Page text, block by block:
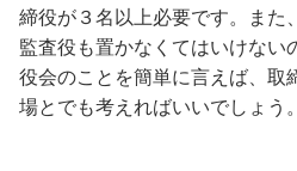
締役が３名以上必要です。また
監査役も置かなくてはいけない
役会のことを簡単に言えば、取
場とでも考えればいいでしょう。